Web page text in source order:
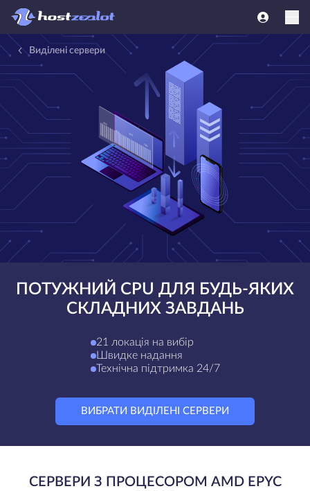
Виділені сервери
ПОТУЖНИЙ CPU ДЛЯ БУДЬ-ЯКИХ
СКЛАДНИХ ЗАВДАНЬ
21 локація на вибір
Швидке надання
Технічна підтримка 24/7
ВИБРАТИ ВИДІЛЕНІ СЕРВЕРИ
СЕРВЕРИ З ПРОЦЕСОРОМ AMD EPYC